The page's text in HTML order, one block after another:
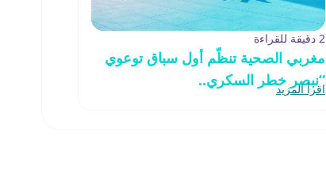
2 دقيقة للقراءة
مغربي الصحية تنظّم أول سباق توعوي
“نبصر خطر السكري..
اقرأ المزيد